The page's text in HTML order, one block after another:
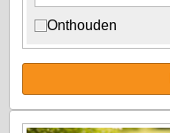
Onthouden